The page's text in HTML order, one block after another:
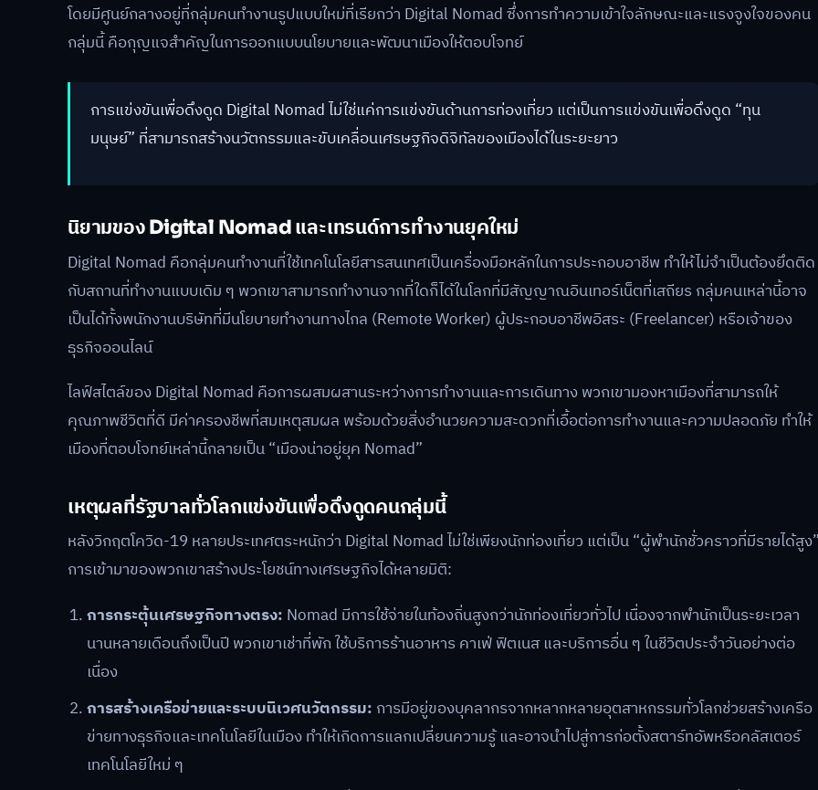
โดยมีศูนย์กลางอยู่ที่กลุ่มคนทำงานรูปแบบใหม่ที่เรียกว่า Digital Nomad ซึ่งการทำความเข้าใจลักษณะและแรงจูงใจของคน
กลุ่มนี้ คือกุญแจสำคัญในการออกแบบนโยบายและพัฒนาเมืองให้ตอบโจทย์
การแข่งขันเพื่อดึงดูด Digital Nomad ไม่ใช่แค่การแข่งขันด้านการท่องเที่ยว แต่เป็นการแข่งขันเพื่อดึงดูด “ทุน
มนุษย์” ที่สามารถสร้างนวัตกรรมและขับเคลื่อนเศรษฐกิจดิจิทัลของเมืองได้ในระยะยาว
นิยามของ Digital Nomad และเทรนด์การทำงานยุคใหม่
Digital Nomad คือกลุ่มคนทำงานที่ใช้เทคโนโลยีสารสนเทศเป็นเครื่องมือหลักในการประกอบอาชีพ ทำให้ไม่จำเป็นต้องยึดติด
กับสถานที่ทำงานแบบเดิม ๆ พวกเขาสามารถทำงานจากที่ใดก็ได้ในโลกที่มีสัญญาณอินเทอร์เน็ตที่เสถียร กลุ่มคนเหล่านี้อาจ
เป็นได้ทั้งพนักงานบริษัทที่มีนโยบายทำงานทางไกล (Remote Worker) ผู้ประกอบอาชีพอิสระ (Freelancer) หรือเจ้าของ
ธุรกิจออนไลน์
ไลฟ์สไตล์ของ Digital Nomad คือการผสมผสานระหว่างการทำงานและการเดินทาง พวกเขามองหาเมืองที่สามารถให้
คุณภาพชีวิตที่ดี มีค่าครองชีพที่สมเหตุสมผล พร้อมด้วยสิ่งอำนวยความสะดวกที่เอื้อต่อการทำงานและความปลอดภัย ทำให้
เมืองที่ตอบโจทย์เหล่านี้กลายเป็น “เมืองน่าอยู่ยุค Nomad”
เหตุผลที่รัฐบาลทั่วโลกแข่งขันเพื่อดึงดูดคนกลุ่มนี้
หลังวิกฤตโควิด-19 หลายประเทศตระหนักว่า Digital Nomad ไม่ใช่เพียงนักท่องเที่ยว แต่เป็น “ผู้พำนักชั่วคราวที่มีรายได้สูง
การเข้ามาของพวกเขาสร้างประโยชน์ทางเศรษฐกิจได้หลายมิติ:
การกระตุ้นเศรษฐกิจทางตรง: Nomad มีการใช้จ่ายในท้องถิ่นสูงกว่านักท่องเที่ยวทั่วไป เนื่องจากพำนักเป็นระยะเวลา
นานหลายเดือนถึงเป็นปี พวกเขาเช่าที่พัก ใช้บริการร้านอาหาร คาเฟ่ ฟิตเนส และบริการอื่น ๆ ในชีวิตประจำวันอย่างต่อ
เนื่อง
การสร้างเครือข่ายและระบบนิเวศนวัตกรรม: การมีอยู่ของบุคลากรจากหลากหลายอุตสาหกรรมทั่วโลกช่วยสร้างเครือ
ข่ายทางธุรกิจและเทคโนโลยีในเมือง ทำให้เกิดการแลกเปลี่ยนความรู้ และอาจนำไปสู่การก่อตั้งสตาร์ทอัพหรือคลัสเตอร์
เทคโนโลยีใหม่ ๆ